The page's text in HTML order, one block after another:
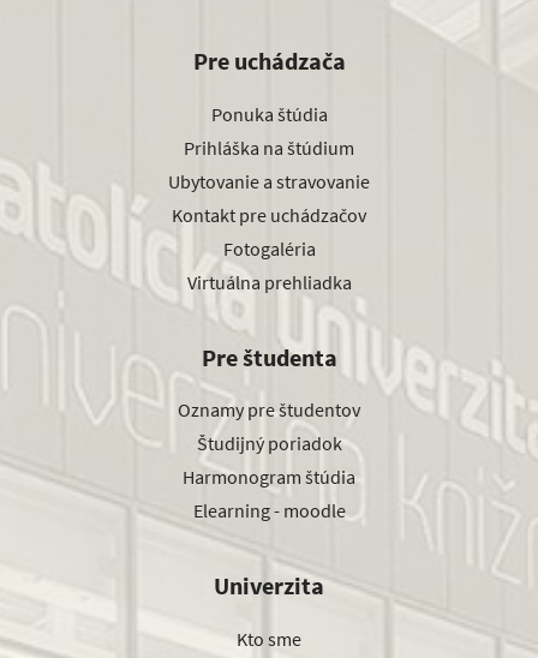
Pre uchádzača
Ponuka štúdia
Prihláška na štúdium
Ubytovanie a stravovanie
Kontakt pre uchádzačov
Fotogaléria
Virtuálna prehliadka
Pre študenta
Oznamy pre študentov
Študijný poriadok
Harmonogram štúdia
Elearning - moodle
Univerzita
Kto sme